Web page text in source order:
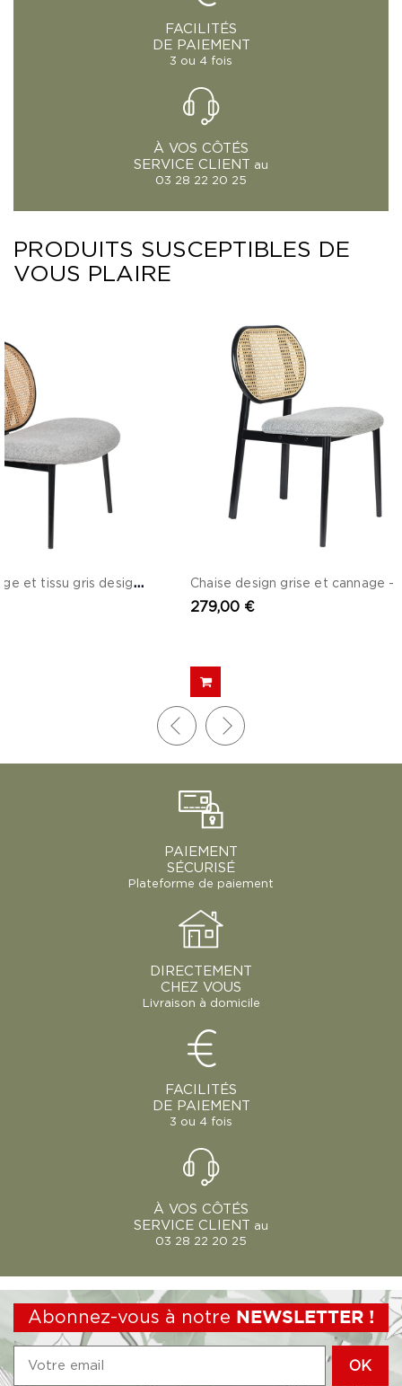
FACILITÉS
DE PAIEMENT
3 ou 4 fois
À VOS CÔTÉS
SERVICE CLIENT
au
03 28 22 20 25
PRODUITS SUSCEPTIBLES DE
VOUS PLAIRE
F
auteuil cannage et tissu gris design - Spike
279,00 €
PAIEMENT
SÉCURISÉ
Plateforme de paiement
DIRECTEMENT
CHEZ VOUS
Livraison à domicile
FACILITÉS
DE PAIEMENT
3 ou 4 fois
À VOS CÔTÉS
SERVICE CLIENT
au
03 28 22 20 25
Abonnez-vous à notre NEWSLETTER !